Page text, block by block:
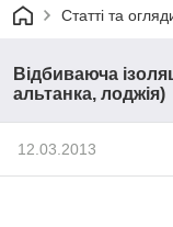
Статті та
Відбиваюча
альтанка, лоджія)
12.03.2013